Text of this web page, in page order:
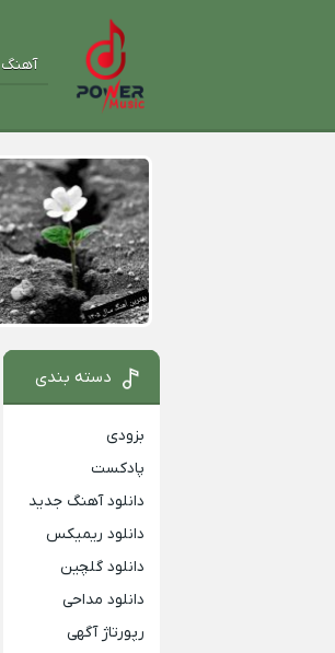
دسته بندی
بزودی
پادکست
دانلود آهنگ جدید
دانلود ریمیکس
دانلود گلچین
دانلود مداحی
رپورتاژ آگهی